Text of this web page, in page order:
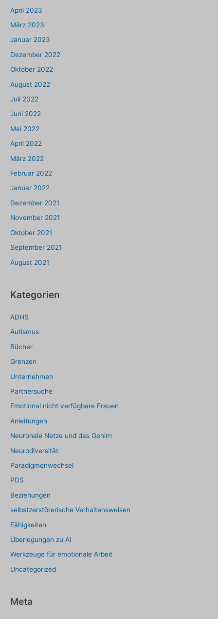
April 2023
März 2023
Januar 2023
Dezember 2022
Oktober 2022
August 2022
Juli 2022
Juni 2022
Mai 2022
April 2022
März 2022
Februar 2022
Januar 2022
Dezember 2021
November 2021
Oktober 2021
September 2021
August 2021
Kategorien
ADHS
Autismus
Bücher
Grenzen
Unternehmen
Partnersuche
Emotional nicht verfügbare Frauen
Anleitungen
Neuronale Netze und das Gehirn
Neurodiversität
Paradigmenwechsel
PDS
Beziehungen
selbstzerstörerische Verhaltensweisen
Fähigkeiten
Überlegungen zu AI
Werkzeuge für emotionale Arbeit
Uncategorized
Meta